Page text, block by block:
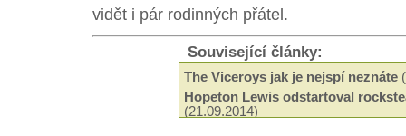
vidět i pár rodinných přátel.
Související články:
The Viceroys jak je nejspí neznáte
Hopeton Lewis odstartoval
(21.09.2014)